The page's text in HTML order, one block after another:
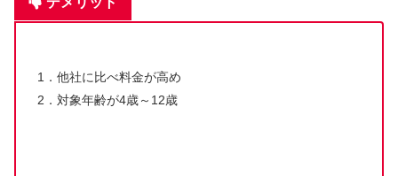
1．他社に比べ料金が高め
2．対象年齢が4歳～12歳